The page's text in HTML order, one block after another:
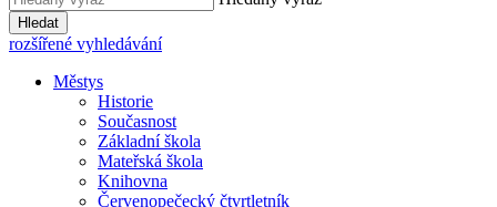
Hledat
rozšířené vyhledávání
Městys
Historie
Současnost
Základní škola
Mateřská škola
Knihovna
Červenopečecký čtvrtletník